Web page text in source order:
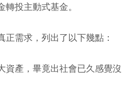
投主動式基金。
正需求，列出了以下幾點：
資產，畢竟出社會已久感覺沒